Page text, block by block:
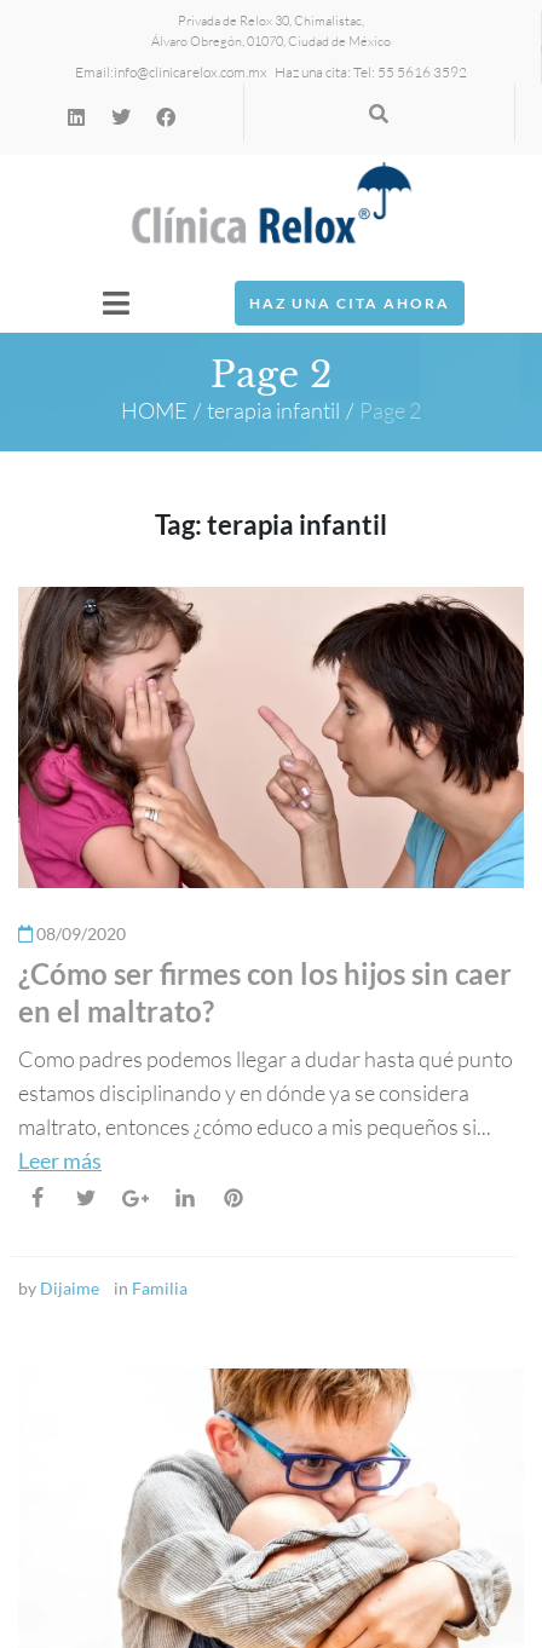
Privada de Relox 30, Chimalistac,
Álvaro Obregón, 01070, Ciudad de México
Email:info@clinicarelox.com.mx Haz una cita: Tel: 55 5616 3592
HAZ UNA CITA AHORA
Page 2
HOME / terapia infantil / Page 2
Tag:terapia infantil
08/09/2020
¿Cómo ser firmes con los hijos sin caer
en el maltrato?
Como padres podemos llegar a dudar hasta qué punto
estamos disciplinando y en dónde ya se considera
maltrato, entonces ¿cómo educo a mis pequeños si...
Leer más
by Dijaime in Familia